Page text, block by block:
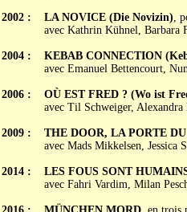
2002 :
2004 :
2006 :
2009 :
2014 :
LA NOVICE (Die Novizin),
avec Kathrin Kühnel, Barbara
KEBAB CONNECTION
avec Emanuel Bettencourt,
OÙ EST FRED ? (Wo ist
avec Til Schweiger,
THE DOOR, LA PORTE
avec Mads Mikkelsen, Jessica
LES FOUS SONT
avec Fahri Vardim, Milan